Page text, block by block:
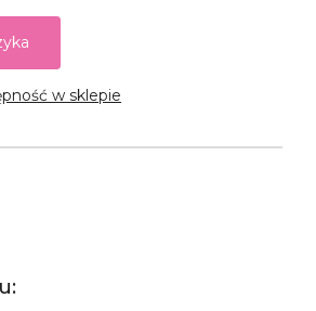
w sklepie